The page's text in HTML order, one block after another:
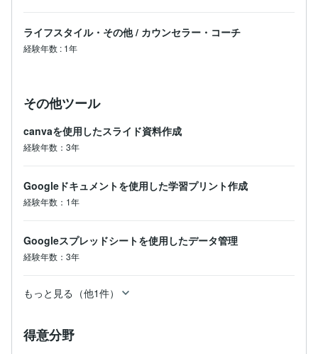
ライフスタイル・その他 / カウンセラー・コーチ
経験年数 : 1年
その他ツール
canvaを使用したスライド資料作成
経験年数：3年
Googleドキュメントを使用した学習プリント作成
経験年数：1年
Googleスプレッドシートを使用したデータ管理
経験年数：3年
もっと見る（他1件）
得意分野